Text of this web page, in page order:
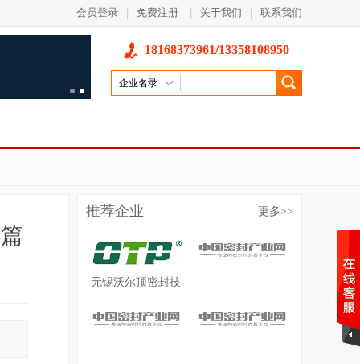
会员登录 免费注册 关于我们 联系我们
18168373961/13358108950
企业名录
推荐企业 更多>>
无锡沃尔顶密封技